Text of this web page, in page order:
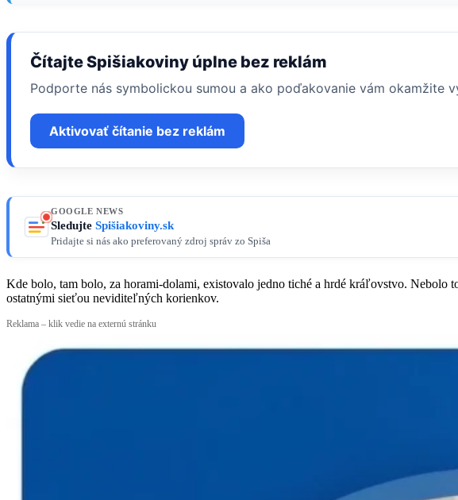
Čítajte Spišiakoviny úplne bez reklám
Podporte nás symbolickou sumou a ako poďakovanie vám okamžite
Aktivovať čítanie bez reklám
GOOGLE NEWS
Sledujte Spišiakoviny.sk
Pridajte si nás ako preferovaný zdroj správ zo Spiša
Kde bolo, tam bolo, za horami-dolami, existovalo jedno tiché a hrdé kráľovstvo.
ostatnými sieťou neviditeľných korienkov.
Reklama – klik vedie na externú stránku